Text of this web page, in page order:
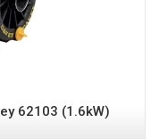
62103 (1.6kW)